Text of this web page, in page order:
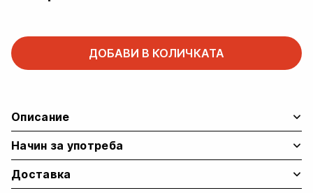
за
сила
quantity
ДОБАВИ В КОЛИЧКАТА
Описание
Начин за употреба
Доставка